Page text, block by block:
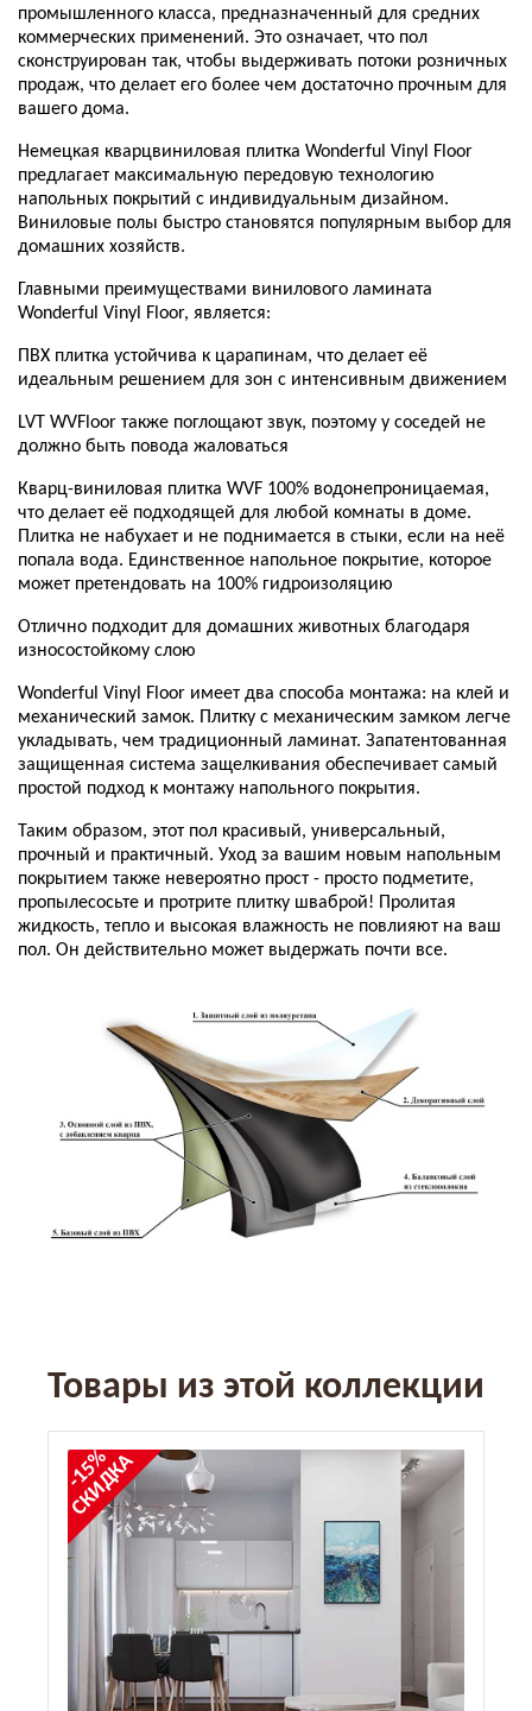
промышленного класса, предназначенный для средних
коммерческих применений. Это означает, что пол
сконструирован так, чтобы выдерживать потоки розничных
продаж, что делает его более чем достаточно прочным для
вашего дома.
Немецкая кварцвиниловая плитка Wonderful Vinyl Floor
предлагает максимальную передовую технологию
напольных покрытий с индивидуальным дизайном.
Виниловые полы быстро становятся популярным выбор для
домашних хозяйств.
Главными преимуществами винилового ламината
Wonderful Vinyl Floor, является:
ПВХ плитка устойчива к царапинам, что делает её
идеальным решением для зон с интенсивным движением
LVT WVFloor также поглощают звук, поэтому у соседей не
должно быть повода жаловаться
Кварц-виниловая плитка WVF 100% водонепроницаемая,
что делает её подходящей для любой комнаты в доме.
Плитка не набухает и не поднимается в стыки, если на неё
попала вода. Единственное напольное покрытие, которое
может претендовать на 100% гидроизоляцию
Отлично подходит для домашних животных благодаря
износостойкому слою
Wonderful Vinyl Floor имеет два способа монтажа: на клей и
механический замок. Плитку с механическим замком легче
укладывать, чем традиционный ламинат. Запатентованная
защищенная система защелкивания обеспечивает самый
простой подход к монтажу напольного покрытия.
Таким образом, этот пол красивый, универсальный,
прочный и практичный. Уход за вашим новым напольным
покрытием также невероятно прост - просто подметите,
пропылесосьте и протрите плитку шваброй! Пролитая
жидкость, тепло и высокая влажность не повлияют на ваш
пол. Он действительно может выдержать почти все.
Товары из этой коллекции
-15%
СКИДКА